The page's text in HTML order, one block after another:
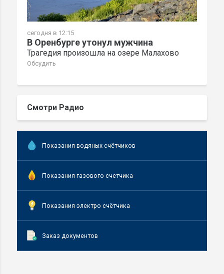
сегодня в 12:15
В Оренбурге утонул мужчина
Трагедия произошла на озере Малахово
Обсудить
Смотри Радио
Показания водяных счётчиков
Показания газового счетчика
Показания электро счётчика
Заказ документов